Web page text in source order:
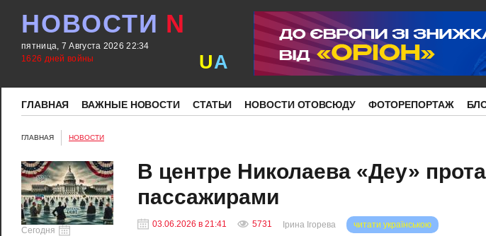
НОВОСТИ N
пятница, 7 Августа 2026 22:34
1626 дней войны
UA
ГЛАВНАЯ ВАЖНЫЕ НОВОСТИ СТАТЬИ НОВОСТИ ОТОВСЮДУ ФОТОРЕПОРТАЖ
ГЛАВНАЯ НОВОСТИ
Сегодня
В центре Николаева «Деу»
пассажирами
03.06.2026 в 21:41 5731 читати українською
Ірина Ігорева